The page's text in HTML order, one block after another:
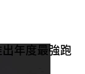
年度最強跑